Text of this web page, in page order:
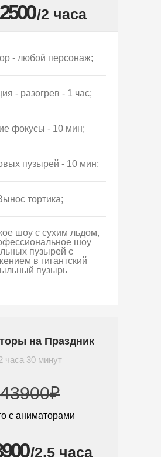
/2 часа
- любой персонаж;
- разогрев - 1 час;
фокусы - 10 мин;
пузырей - 10 мин;
тортика;
шоу с сухим льдом,
шоу
пузырей с
в гигантский
пузырь
на Праздник
часа 30 минут
43900₽
с аниматорами
/2,5 часа